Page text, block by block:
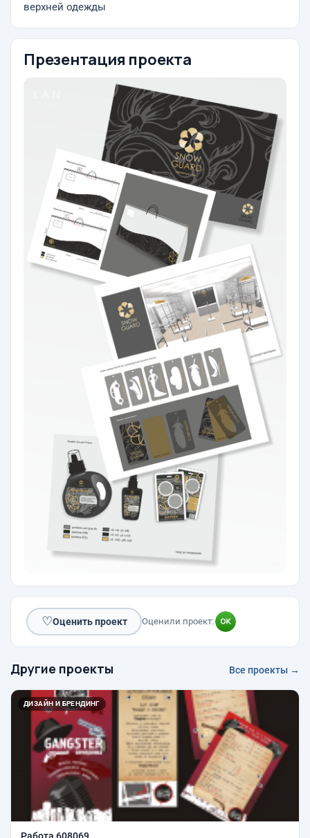
верхней одежды
Презентация проекта
♡Оценить проект Оценили проект:
Другие проекты Все проекты →
ДИЗАЙН И БРЕНДИНГ